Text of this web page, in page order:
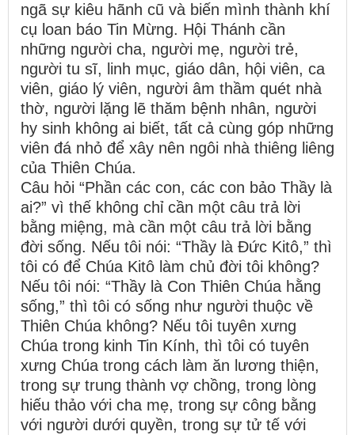
ngã sự kiêu hãnh cũ và biến mình thành khí
cụ loan báo Tin Mừng. Hội Thánh cần
những người cha, người mẹ, người trẻ,
người tu sĩ, linh mục, giáo dân, hội viên, ca
viên, giáo lý viên, người âm thầm quét nhà
thờ, người lặng lẽ thăm bệnh nhân, người
hy sinh không ai biết, tất cả cùng góp những
viên đá nhỏ để xây nên ngôi nhà thiêng liêng
của Thiên Chúa.
Câu hỏi “Phần các con, các con bảo Thầy là
ai?” vì thế không chỉ cần một câu trả lời
bằng miệng, mà cần một câu trả lời bằng
đời sống. Nếu tôi nói: “Thầy là Đức Kitô,” thì
tôi có để Chúa Kitô làm chủ đời tôi không?
Nếu tôi nói: “Thầy là Con Thiên Chúa hằng
sống,” thì tôi có sống như người thuộc về
Thiên Chúa không? Nếu tôi tuyên xưng
Chúa trong kinh Tin Kính, thì tôi có tuyên
xưng Chúa trong cách làm ăn lương thiện,
trong sự trung thành vợ chồng, trong lòng
hiếu thảo với cha mẹ, trong sự công bằng
với người dưới quyền, trong sự tử tế với